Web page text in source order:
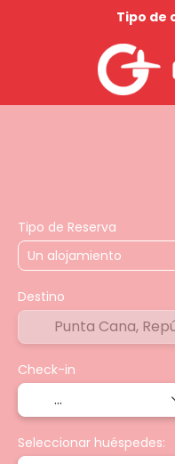
Tipo de
Tipo de Reserva
Destino
Check-in
Seleccionar huéspedes: